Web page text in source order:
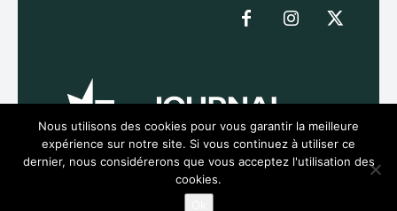
Nous utilisons des cookies pour vous garantir la meilleure
expérience sur notre site. Si vous continuez à utiliser ce
dernier, nous considérerons que vous acceptez l'utilisation des
cookies.